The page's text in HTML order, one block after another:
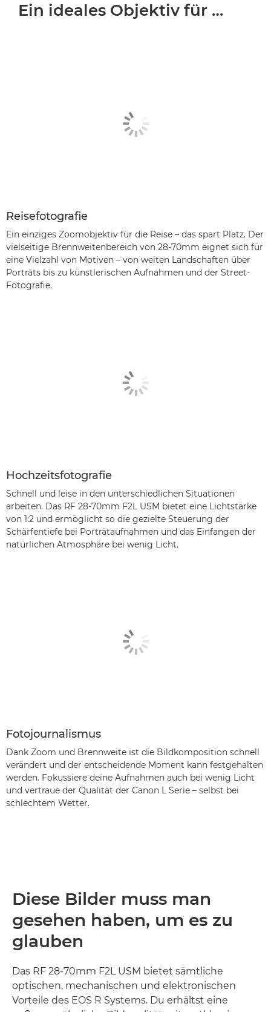
Ein ideales Objektiv für …
Reisefotografie
Ein einziges Zoomobjektiv für die Reise – das spart Platz. Der
vielseitige Brennweitenbereich von 28-70mm eignet sich für
eine Vielzahl von Motiven – von weiten Landschaften über
Porträts bis zu künstlerischen Aufnahmen und der Street-
Fotografie.
Hochzeitsfotografie
Schnell und leise in den unterschiedlichen Situationen
arbeiten. Das RF 28-70mm F2L USM bietet eine Lichtstärke
von 1:2 und ermöglicht so die gezielte Steuerung der
Schärfentiefe bei Porträtaufnahmen und das Einfangen der
natürlichen Atmosphäre bei wenig Licht.
Fotojournalismus
Dank Zoom und Brennweite ist die Bildkomposition schnell
verändert und der entscheidende Moment kann festgehalten
werden. Fokussiere deine Aufnahmen auch bei wenig Licht
und vertraue der Qualität der Canon L Serie – selbst bei
schlechtem Wetter.
Diese Bilder muss man
gesehen haben, um es zu
glauben
Das RF 28-70mm F2L USM bietet sämtliche
optischen, mechanischen und elektronischen
Vorteile des EOS R Systems. Du erhältst eine